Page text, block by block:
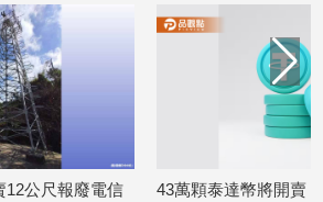
12公尺報廢電信
43萬顆泰達幣將開賣